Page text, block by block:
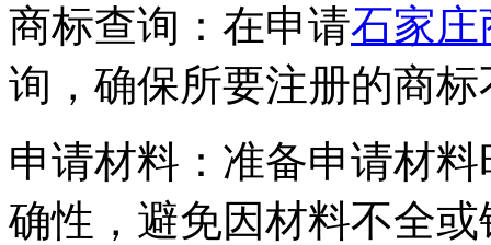
商标查询：在申请石家庄
询，确保所要注册的商
申请材料：准备申请材
确性，避免因材料不全